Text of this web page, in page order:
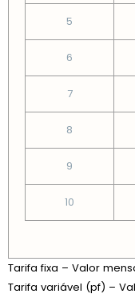
5
6
7
8
9
10
Tarifa fixa – Valor
Tarifa variável (pf) –